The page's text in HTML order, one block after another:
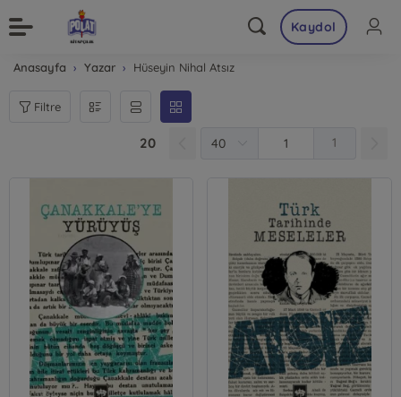
Kaydol
Anasayfa Yazar Hüseyin Nihal Atsız
Filtre
20 1